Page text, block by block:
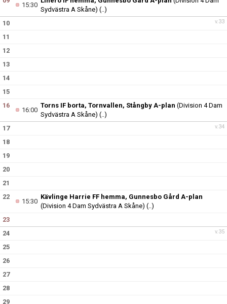
15:30
Sydvästra A Skåne) (..)
v.33
10
11
12
13
14
15
16
16:00
Torns IF borta, Tornvallen, Stångby A-plan (Division 4 Dam
Sydvästra A Skåne) (..)
v.34
17
18
19
20
21
22
15:30
Kävlinge Harrie FF hemma, Gunnesbo Gård A-plan
(Division 4 Dam Sydvästra A Skåne) (..)
23
v.35
24
25
26
27
28
29